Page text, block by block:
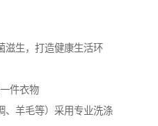
滋生，打造健康生活环
件衣物
、羊毛等）采用专业洗涤